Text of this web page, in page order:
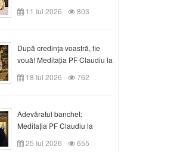
Claudiu la Duminica a VI-a
după Rusalii
11 Iul 2026 803
După credinţa voastră, fie
vouă! Meditația PF Claudiu la
duminica a VII-a după Rusalii
18 Iul 2026 762
Adevăratul banchet:
Meditația PF Claudiu la
Duminica a VIII-a după
Rusalii
25 Iul 2026 655